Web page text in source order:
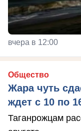
вчера в 12:00
Общество
Жара чуть
ждет с 10 по
Таганрожцам